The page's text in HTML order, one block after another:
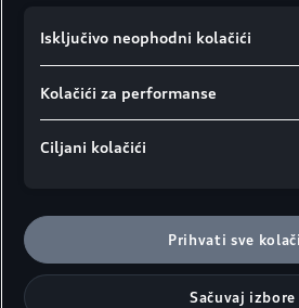
Vrsta goriva
KS/kW
367/
Opis mjenjača
Kubični kapacitet
maloprodajna
cijena
KM
Isključivo neophodni kolačići
Kolačići za performanse
Ciljani kolačići
Prihvati sve
Sačuvaj izbore